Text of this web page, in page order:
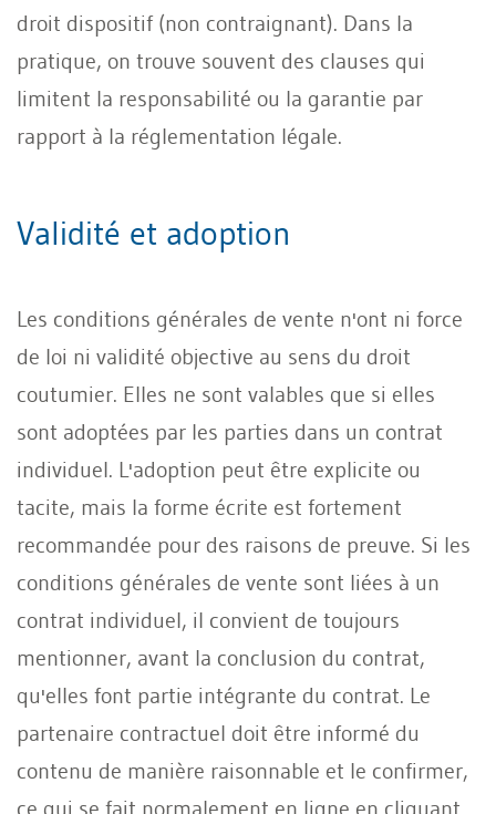
droit dispositif (non contraignant). Dans la
pratique, on trouve souvent des clauses qui
limitent la responsabilité ou la garantie par
rapport à la réglementation légale.
Validité et adoption
Les conditions générales de vente n'ont ni force
de loi ni validité objective au sens du droit
coutumier. Elles ne sont valables que si elles
sont adoptées par les parties dans un contrat
individuel. L'adoption peut être explicite ou
tacite, mais la forme écrite est fortement
recommandée pour des raisons de preuve. Si les
conditions générales de vente sont liées à un
contrat individuel, il convient de toujours
mentionner, avant la conclusion du contrat,
qu'elles font partie intégrante du contrat. Le
partenaire contractuel doit être informé du
contenu de manière raisonnable et le confirmer,
ce qui se fait normalement en ligne en cliquant